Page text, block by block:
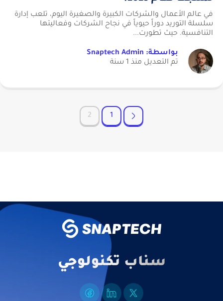
في عالم الأعمال والشركات الكبيرة والصغيرة اليوم، تلعب إدارة
سلسلة التوريد دوراً حيوياً في نجاح الشركات وفعاليتها
التنافسية. حيث تطورت...
بواسطة: Snaptech Admin
تم التعديل منذ 1 سنة
1
2
سناب تكنولوجي